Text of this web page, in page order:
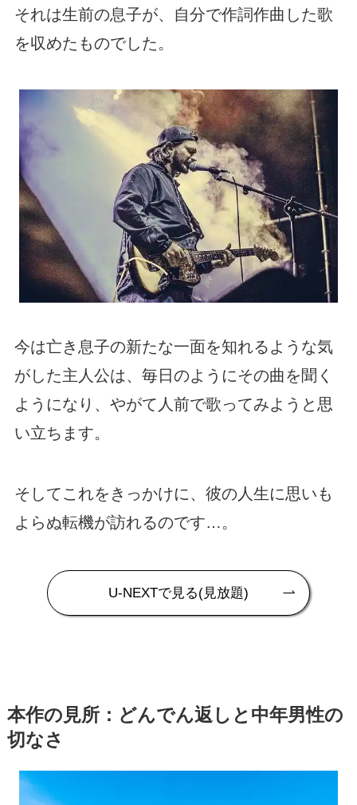
それは生前の息子が、自分で作詞作曲した歌
を収めたものでした。
今は亡き息子の新たな一面を知れるような気
がした主人公は、毎日のようにその曲を聞く
ようになり、やがて人前で歌ってみようと思
い立ちます。
そしてこれをきっかけに、彼の人生に思いも
よらぬ転機が訪れるのです…。
U-NEXTで見る(見放題)
本作の見所：どんでん返しと中年男性の
切なさ